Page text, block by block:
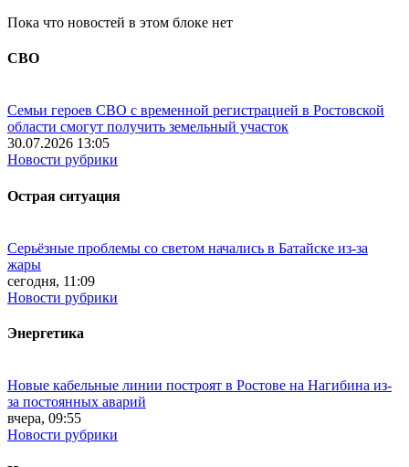
Пока что новостей в этом блоке нет
СВО
Семьи героев СВО с временной регистрацией в Ростовской
области смогут получить земельный участок
30.07.2026 13:05
Новости рубрики
Острая ситуация
Серьёзные проблемы со светом начались в Батайске из-за
жары
сегодня, 11:09
Новости рубрики
Энергетика
Новые кабельные линии построят в Ростове на Нагибина из-
за постоянных аварий
вчера, 09:55
Новости рубрики